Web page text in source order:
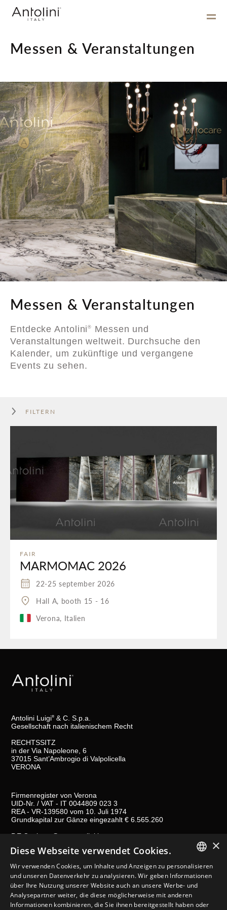
Messen & Veranstaltungen
Messen & Veranstaltungen
Entdecke Antolini®
Messen und
Veranstaltungen weltweit. Durchsuche den
Kalender, um zukünftige und vergangene
Events zu sehen.
FILTERN
FAIR
MARMOMAC 2026
22-25 september 2026
Hall A, booth 15 - 16
Verona, Italien
Antolini Luigi® & C. S.p.a.
Gesellschaft nach italienischem Recht
RECHTSSITZ
in der Via Napoleone, 6
37015 Sant’Ambrogio di Valpolicella
VERONA
Firmenregister von Verona
UID-Nr. / VAT - IT 0044809 023 3
REA - VR-139580 vom 10. Juli 1974
Grundkapital zur Gänze eingezahlt € 6.565.260
P.E.C.
al.spa@pec.antolini.it
GENERAL TERMS AND CONDITIONS OF SALES
GESETZLICHE BESTIMMUNGEN
COOKIES
ITALIAN
ENGLISH
SPANISH
×
Diese Webseite verwendet Cookies.
Wir verwenden Cookies, um Inhalte und Anzeigen zu personalisieren
und unseren Datenverkehr zu analysieren. Wir geben Informationen
über Ihre Nutzung unserer Website auch an unsere Werbe- und
Analysepartner weiter, die diese möglicherweise mit anderen
Informationen kombinieren, die Sie ihnen bereitgestellt haben oder